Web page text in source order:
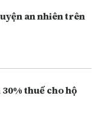
an nhiên trên
thuế cho hộ